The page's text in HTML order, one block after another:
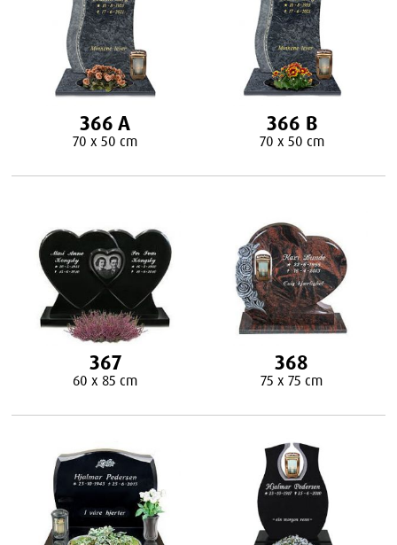
366 A
70 x 50 cm
366 B
70 x 50 cm
367
60 x 85 cm
368
75 x 75 cm